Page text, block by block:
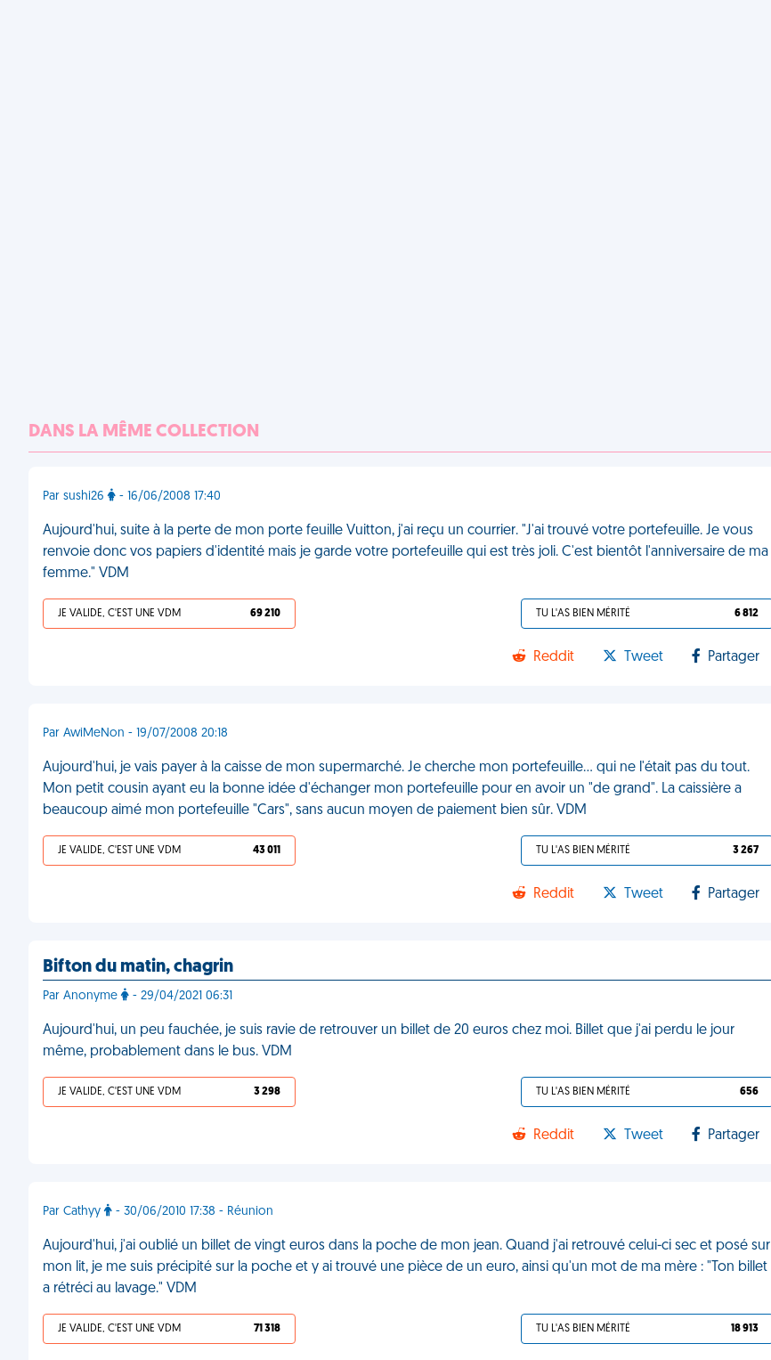
DANS LA MÊME COLLECTION
Par sushi26 - 16/06/2008 17:40
Aujourd'hui, suite à la perte de mon porte feuille Vuitton, j'ai reçu un courrier. "J'ai trouvé votre portefeuille. Je vous
renvoie donc vos papiers d'identité mais je garde votre portefeuille qui est très joli. C'est bientôt l'anniversaire de ma
femme." VDM
JE VALIDE, C'EST UNE VDM 69 210 TU L'AS BIEN MÉRITÉ 6 812
Reddit Tweet Partager
Par AwiMeNon - 19/07/2008 20:18
Aujourd'hui, je vais payer à la caisse de mon supermarché. Je cherche mon portefeuille... qui ne l'était pas du tout.
Mon petit cousin ayant eu la bonne idée d'échanger mon portefeuille pour en avoir un "de grand". La caissière a
beaucoup aimé mon portefeuille "Cars", sans aucun moyen de paiement bien sûr. VDM
JE VALIDE, C'EST UNE VDM 43 011 TU L'AS BIEN MÉRITÉ 3 267
Reddit Tweet Partager
Bifton du matin, chagrin
Par Anonyme - 29/04/2021 06:31
Aujourd'hui, un peu fauchée, je suis ravie de retrouver un billet de 20 euros chez moi. Billet que j'ai perdu le jour
même, probablement dans le bus. VDM
JE VALIDE, C'EST UNE VDM 3 298 TU L'AS BIEN MÉRITÉ 656
Reddit Tweet Partager
Par Cathyy - 30/06/2010 17:38 - Réunion
Aujourd'hui, j'ai oublié un billet de vingt euros dans la poche de mon jean. Quand j'ai retrouvé celui-ci sec et posé sur
mon lit, je me suis précipité sur la poche et y ai trouvé une pièce de un euro, ainsi qu'un mot de ma mère : "Ton billet
a rétréci au lavage." VDM
JE VALIDE, C'EST UNE VDM 71 318 TU L'AS BIEN MÉRITÉ 18 913